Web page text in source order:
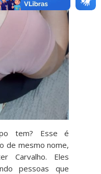
tem? Esse é
de mesmo nome,
Carvalho. Eles
pessoas que